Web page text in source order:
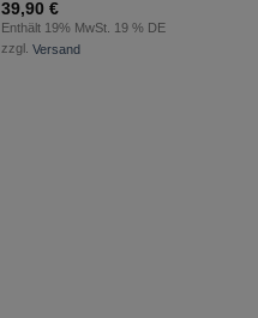
39,90 €
Enthält 19% MwSt. 19 % DE
zzgl. Versand